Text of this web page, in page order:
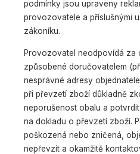
podmínky jsou upraveny
provozovatele a příslušnými
zákoníku.
Provozovatel neodpovídá za
způsobené doručovatelem
nesprávné adresy
při převzetí zboží důkladně
neporušenost obalu a
na dokladu o převzetí zboží.
poškozená nebo zničená,
nepřevzít a okamžitě